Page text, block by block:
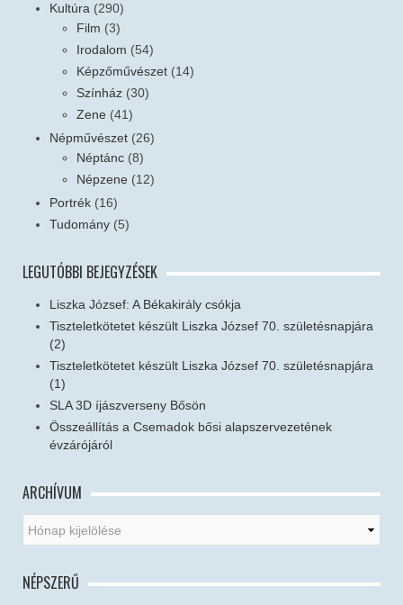
Kultúra (290)
Film (3)
Irodalom (54)
Képzőművészet (14)
Színház (30)
Zene (41)
Népművészet (26)
Néptánc (8)
Népzene (12)
Portrék (16)
Tudomány (5)
LEGUTÓBBI BEJEGYZÉSEK
Liszka József: A Békakirály csókja
Tiszteletkötetet készült Liszka József 70. születésnapjára
(2)
Tiszteletkötetet készült Liszka József 70. születésnapjára
(1)
SLA 3D íjászverseny Bősön
Összeállítás a Csemadok bősi alapszervezetének
évzárójáról
ARCHÍVUM
NÉPSZERŰ